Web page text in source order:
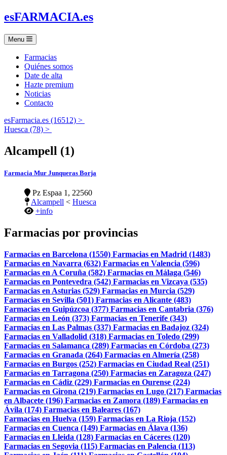
esFARMACIA.es
Menu
Farmacias
Quiénes somos
Date de alta
Hazte premium
Noticias
Contacto
esFarmacia.es (16512) >
Huesca (78) >
Alcampell (1)
Farmacia Mur Junqueras Borja
Pz Espaa 1, 22560
Alcampell < Huesca
+info
Farmacias por provincias
Farmacias en Barcelona (1550) Farmacias en Madrid (1483)
Farmacias en Navarra (632) Farmacias en Valencia (596)
Farmacias en A Coruña (582) Farmacias en Málaga (546)
Farmacias en Pontevedra (542) Farmacias en Vizcaya (535)
Farmacias en Asturias (529) Farmacias en Murcia (529)
Farmacias en Sevilla (501) Farmacias en Alicante (483)
Farmacias en Guipúzcoa (377) Farmacias en Cantabria (376)
Farmacias en León (373) Farmacias en Tenerife (343)
Farmacias en Las Palmas (337) Farmacias en Badajoz (324)
Farmacias en Valladolid (318) Farmacias en Toledo (299)
Farmacias en Salamanca (289) Farmacias en Córdoba (273)
Farmacias en Granada (264) Farmacias en Almería (258)
Farmacias en Burgos (252) Farmacias en Ciudad Real (251)
Farmacias en Tarragona (250) Farmacias en Zaragoza (247)
Farmacias en Cádiz (229) Farmacias en Ourense (224)
Farmacias en Girona (219) Farmacias en Lugo (217) Farmacias
en Albacete (196) Farmacias en Zamora (189) Farmacias en
Ávila (174) Farmacias en Baleares (167)
Farmacias en Huelva (159) Farmacias en La Rioja (152)
Farmacias en Cuenca (149) Farmacias en Álava (136)
Farmacias en Lleida (128) Farmacias en Cáceres (120)
Farmacias en Segovia (115) Farmacias en Palencia (113)